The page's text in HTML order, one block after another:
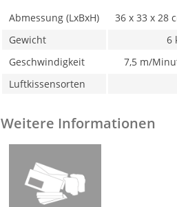
Abmessung (LxBxH)
36 x 33 x 28
Gewicht
6
Geschwindigkeit
7,5 m/
Luftkissensorten
Weitere Informationen